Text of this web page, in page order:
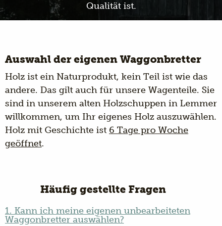
Qualität ist.
Auswahl der eigenen Waggonbretter
Holz ist ein Naturprodukt, kein Teil ist wie das
andere. Das gilt auch für unsere Wagenteile. Sie
sind in unserem alten Holzschuppen in Lemmer
willkommen, um Ihr eigenes Holz auszuwählen.
Holz mit Geschichte ist 6 Tage pro Woche
geöffnet.
Häufig gestellte Fragen
1. Kann ich meine eigenen unbearbeiteten
Waggonbretter auswählen?